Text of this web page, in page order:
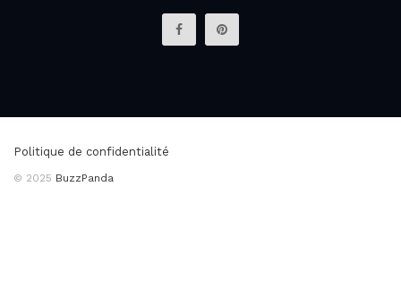
Politique de confidentialité
© 2025 BuzzPanda